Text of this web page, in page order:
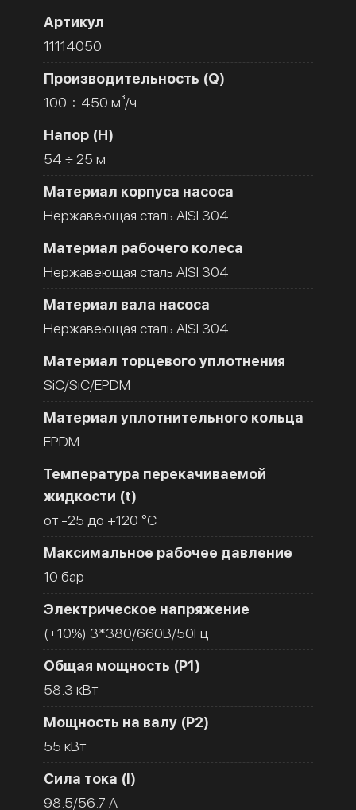
Артикул
11114050
Производительность (Q)
100 ÷ 450 м³/ч
Напор (H)
54 ÷ 25 м
Материал корпуса насоса
Нержавеющая сталь AISI 304
Материал рабочего колеса
Нержавеющая сталь AISI 304
Материал вала насоса
Нержавеющая сталь AISI 304
Материал торцевого уплотнения
SiC/SiC/EPDM
Материал уплотнительного кольца
EPDM
Температура перекачиваемой
жидкости (t)
от -25 до +120 °C
Максимальное рабочее давление
10 бар
Электрическое напряжение
(±10%) 3*380/660В/50Гц
Общая мощность (Р1)
58.3 кВт
Мощность на валу (Р2)
55 кВт
Сила тока (I)
98.5/56.7 A